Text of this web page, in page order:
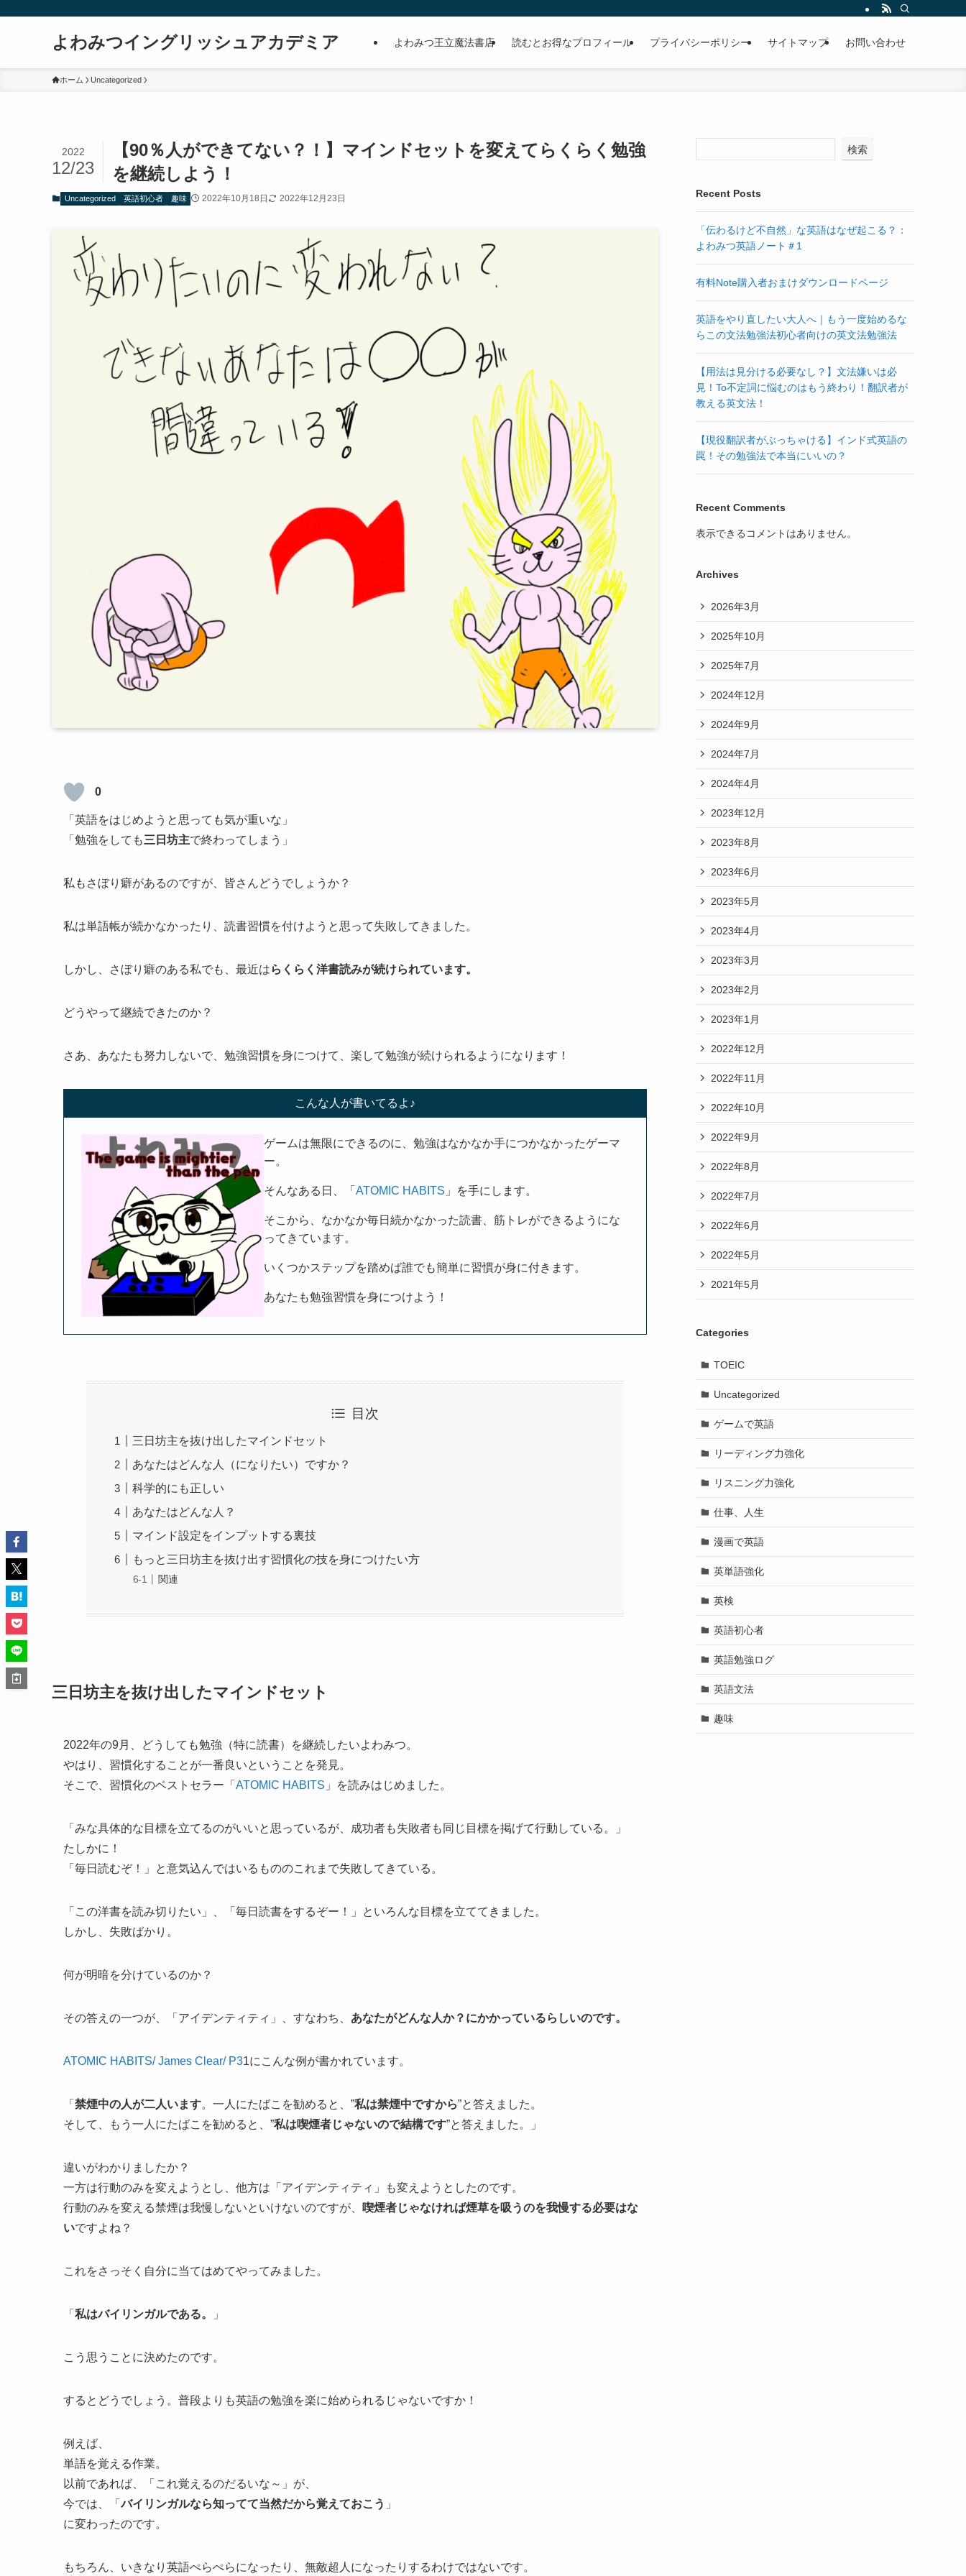
よわみつイングリッシュアカデミア よわみつ王立魔法書店 読むとお得なプロフィール プライバシーポリシー サイトマップ お問い合わせ
ホーム Uncategorized
【90％人ができてない？！】マインドセットを変えてらくらく勉強
を継続しよう！
2022
12/23
Uncategorized 英語初心者 趣味 2022年10月18日 2022年12月23日
0
「英語をはじめようと思っても気が重いな」
「勉強をしても三日坊主で終わってしまう」
私もさぼり癖があるのですが、皆さんどうでしょうか？
私は単語帳が続かなかったり、読書習慣を付けようと思って失敗してきました。
しかし、さぼり癖のある私でも、最近はらくらく洋書読みが続けられています。
どうやって継続できたのか？
さあ、あなたも努力しないで、勉強習慣を身につけて、楽して勉強が続けられるようになります！
こんな人が書いてるよ♪
ゲームは無限にできるのに、勉強はなかなか手につかなかったゲーマ
ー。
そんなある日、「 ATOMIC HABITS 」を手にします。
そこから、なかなか毎日続かなかった読書、筋トレができるようにな
ってきています。
いくつかステップを踏めば誰でも簡単に習慣が身に付きます。
あなたも勉強習慣を身につけよう！
目次
三日坊主を抜け出したマインドセット
あなたはどんな人（になりたい）ですか？
科学的にも正しい
あなたはどんな人？
マインド設定をインプットする裏技
もっと三日坊主を抜け出す習慣化の技を身につけたい方
関連
三日坊主を抜け出したマインドセット
2022年の9月、どうしても勉強（特に読書）を継続したいよわみつ。
やはり、習慣化することが一番良いということを発見。
そこで、習慣化のベストセラー「 ATOMIC HABITS 」を読みはじめました。
「みな具体的な目標を立てるのがいいと思っているが、成功者も失敗者も同じ目標を掲げて行動している。」
たしかに！
「毎日読むぞ！」と意気込んではいるもののこれまで失敗してきている。
「この洋書を読み切りたい」、「毎日読書をするぞー！」といろんな目標を立ててきました。
しかし、失敗ばかり。
何が明暗を分けているのか？
その答えの一つが、「アイデンティティ」、すなわち、 あなたがどんな人か？にかかっているらしいのです。
ATOMIC HABITS/ James Clear/ P31にこんな例が書かれています。
「 禁煙中の人が二人います。一人にたばこを勧めると、”私は禁煙中ですから”と答えました。
そして、もう一人にたばこを勧めると、”私は喫煙者じゃないので結構です”と答えました。」
違いがわかりましたか？
一方は行動のみを変えようとし、他方は「アイデンティティ」も変えようとしたのです。
行動のみを変える禁煙は我慢しないといけないのですが、
喫煙者じゃなければ煙草を吸うのを我慢する必要はな
いですよね？
これをさっそく自分に当てはめてやってみました。
「 私はバイリンガルである。 」
こう思うことに決めたのです。
するとどうでしょう。普段よりも英語の勉強を楽に始められるじゃないですか！
例えば、
単語を覚える作業。
以前であれば、「これ覚えるのだるいな～」が、
今では、「バイリンガルなら知ってて当然だから覚えておこう 」
に変わったのです。
もちろん、いきなり英語ぺらぺらになったり、無敵超人になったりするわけではないです。
検索
Recent Posts
「伝わるけど不自然」な英語はなぜ起こる？：
よわみつ英語ノート＃1
有料Note購入者おまけダウンロードページ
英語をやり直したい大人へ｜もう一度始めるな
らこの文法勉強法初心者向けの英文法勉強法
【用法は見分ける必要なし？】文法嫌いは必
見！To不定詞に悩むのはもう終わり！翻訳者が
教える英文法！
【現役翻訳者がぶっちゃける】インド式英語の
罠！その勉強法で本当にいいの？
Recent Comments
表示できるコメントはありません。
Archives
2026年3月
2025年10月
2025年7月
2024年12月
2024年9月
2024年7月
2024年4月
2023年12月
2023年8月
2023年6月
2023年5月
2023年4月
2023年3月
2023年2月
2023年1月
2022年12月
2022年11月
2022年10月
2022年9月
2022年8月
2022年7月
2022年6月
2022年5月
2021年5月
Categories
TOEIC
Uncategorized
ゲームで英語
リーディング力強化
リスニング力強化
仕事、人生
漫画で英語
英単語強化
英検
英語初心者
英語勉強ログ
英語文法
趣味